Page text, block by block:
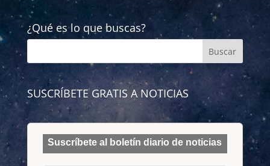
¿Qué es lo que buscas?
SUSCRÍBETE GRATIS A NOTICIAS
Suscríbete al boletín diario de noticias